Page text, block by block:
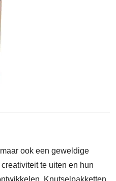
ook een geweldige
te uiten en hun
Knutselpakketten